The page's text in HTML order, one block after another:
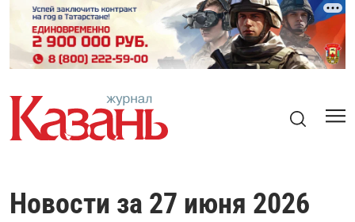
Новости за 27 июня 2026